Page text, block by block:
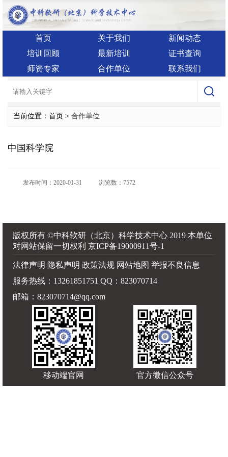
首页 关于我们
新闻动态
培训回顾
最新培训
证书查询
师资专家
合作单位 联系我们
当前位置：首页 > 合作单位
中国科学院
发布时间：2020-01-31 浏览数：7572
版权所有 ©中科软研（北京）科学技术中心 2019 本单位
对网站保留一切权利 京ICP备19000911号-1
法律声明 隐私声明 政策法规 网站地图 举报不良信息
服务热线：13261851751 QQ：823070714
邮箱：823070714@qq.com
移动端官网 官方微信公众号